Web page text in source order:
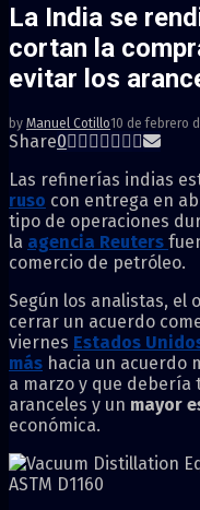
La India se
cortan la
evitar los
by Manuel Cotillo10 de febrero
Share0
Las refinerías indias
ruso con entrega en
tipo de operaciones
la agencia Reuters
comercio de petróleo.
Según los analistas, el
cerrar un acuerdo
viernes Estados
más hacia un acuerdo
a marzo y que debería
aranceles y un mayor
económica.